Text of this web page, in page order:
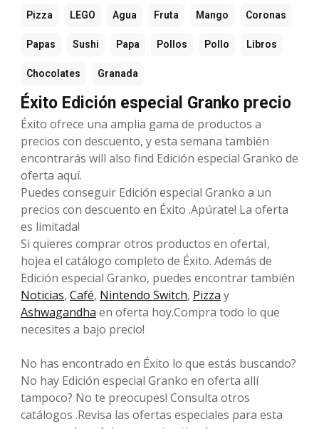
Pizza LEGO Agua Fruta Mango Coronas
Papas Sushi Papa Pollos Pollo Libros
Chocolates Granada
Éxito Edición especial Granko precio
Éxito ofrece una amplia gama de productos a
precios con descuento, y esta semana también
encontrarás will also find Edición especial Granko de
oferta aquí.
Puedes conseguir Edición especial Granko a un
precios con descuento en Éxito .Apúrate! La oferta
es limitada!
Si quieres comprar otros productos en ofertaI,
hojea el catálogo completo de Éxito. Además de
Edición especial Granko, puedes encontrar también
Noticias, Café, Nintendo Switch, Pizza y
Ashwagandha en oferta hoy.Compra todo lo que
necesites a bajo precio!
No has encontrado en Éxito lo que estás buscando?
No hay Edición especial Granko en oferta allí
tampoco? No te preocupes! Consulta otros
catálogos .Revisa las ofertas especiales para esta